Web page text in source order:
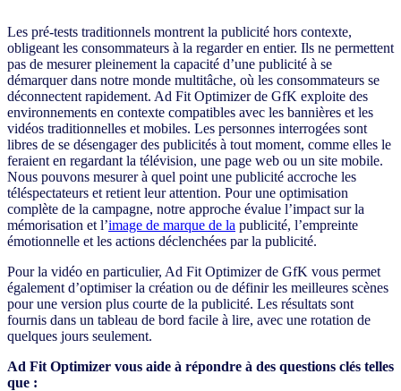
Les pré-tests traditionnels montrent la publicité hors contexte,
obligeant les consommateurs à la regarder en entier. Ils ne permettent
pas de mesurer pleinement la capacité d’une publicité à se
démarquer dans notre monde multitâche, où les consommateurs se
déconnectent rapidement. Ad Fit Optimizer de GfK exploite des
environnements en contexte compatibles avec les bannières et les
vidéos traditionnelles et mobiles. Les personnes interrogées sont
libres de se désengager des publicités à tout moment, comme elles le
feraient en regardant la télévision, une page web ou un site mobile.
Nous pouvons mesurer à quel point une publicité accroche les
téléspectateurs et retient leur attention. Pour une optimisation
complète de la campagne, notre approche évalue l’impact sur la
mémorisation et l’image de marque de la publicité, l’empreinte
émotionnelle et les actions déclenchées par la publicité.
Pour la vidéo en particulier, Ad Fit Optimizer de GfK vous permet
également d’optimiser la création ou de définir les meilleures scènes
pour une version plus courte de la publicité. Les résultats sont
fournis dans un tableau de bord facile à lire, avec une rotation de
quelques jours seulement.
Ad Fit Optimizer vous aide à répondre à des questions clés telles
que :